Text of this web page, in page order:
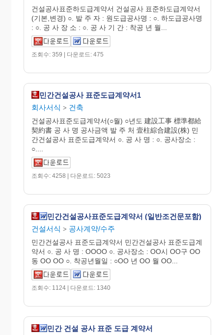
건설공사표준하도급계약서 건설공사 표준하도급계약서
(기본,변경) ○. 발 주 자 : 원도급공사명 : ○. 하도급공사명
: ○. 공 사 장 소 : ○. 공 사 기 간 : 착공 년 월...
조회수: 359 | 다운로드: 475
민간건설공사 표준도급계약서1
회사서식 > 건축
건설공사표준도급계약서(○월) ○년도 建設工事 標準都給
契約書 공 사 명 공사금액 발 주 처 壹柱綜合建設(株) 민
간건설공사 표준도급계약서 ○. 공 사 명 : ○. 공사장소 :
○....
조회수: 4258 | 다운로드: 5023
민간건설공사표준도급계약서 (일반조건문포함)
건설서식 > 공사계약/수주
민간건설공사 표준도급계약서 민간건설공사 표준도급계
약서 ○. 공 사 명 : OOOO ○. 공사장소 : OO시 OO구 OO
동 OO OO ○. 착공년월일 : ○OO 년 OO 월 OO...
조회수: 1124 | 다운로드: 1340
민간 건설 공사 표준 도급 계약서